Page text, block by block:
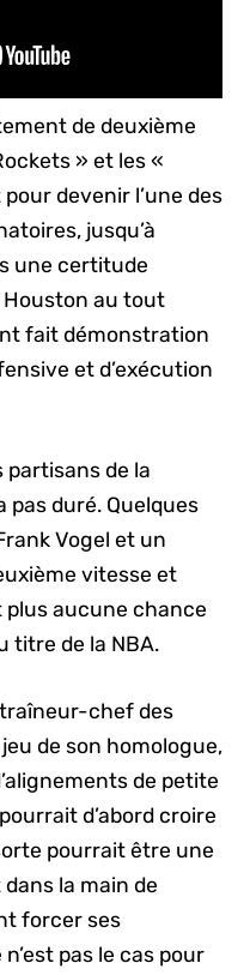
de deuxième
» et les «
devenir l’une des
jusqu’à
une certitude
au tout
fait démonstration
et d’exécution
de la
pas duré. Quelques
Vogel et un
vitesse et
plus aucune chance
titre de la NBA.
chef des
de son homologue,
de petite
d’abord croire
pourrait être une
la main de
forcer ses
pas le cas pour